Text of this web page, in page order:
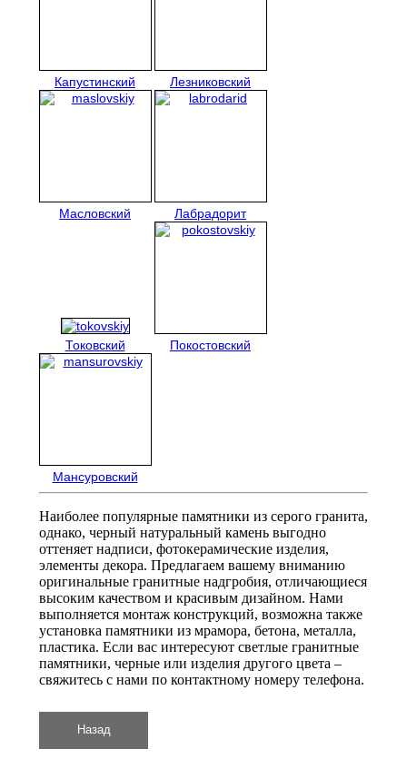
Капустинский Лезниковский
Масловский Лабрадорит
Токовский Покостовский
Мансуровский
Наиболее популярные памятники из серого гранита,
однако, черный натуральный камень выгодно
оттеняет надписи, фотокерамические изделия,
элементы декора. Предлагаем вашему вниманию
оригинальные гранитные надгробия, отличающиеся
высоким качеством и красивым дизайном. Нами
выполняется монтаж конструкций, возможна также
установка памятники из мрамора, бетона, металла,
пластика. Если вас интересуют светлые гранитные
памятники, черные или изделия другого цвета –
свяжитесь с нами по контактному номеру телефона.